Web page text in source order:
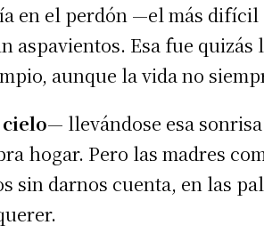
en el perdón —el más
Esa fue quizás
aunque la vida no
— llevándose esa
hogar. Pero las madres
sin darnos cuenta, en las